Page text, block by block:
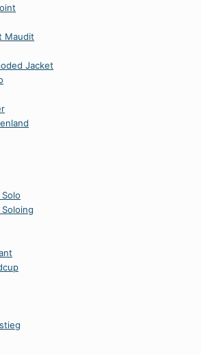
Maudit
Jacket